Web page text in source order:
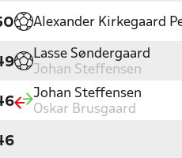
Alexander Kirkegaard
Lasse Søndergaard
Johan Steffensen
Johan Steffensen
Oskar Brusgaard